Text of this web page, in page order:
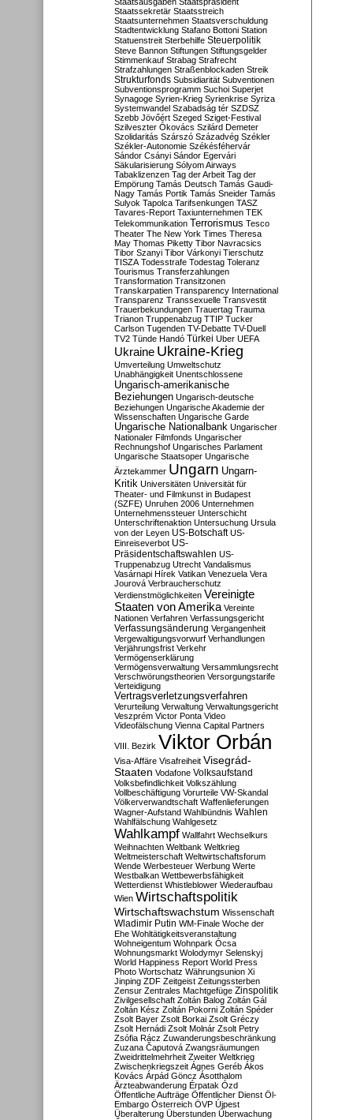
Staatssekretär Staatsstreich
Staatsunternehmen Staatsverschuldung
Stadtentwicklung Stafano Bottoni Station
Statuenstreit Sterbehilfe Steuerpolitik
Steve Bannon Stiftungen Stiftungsgelder
Stimmenkauf Strabag Strafrecht
Strafzahlungen Straßenblockaden Streik
Strukturfonds Subsidiarität Subventionen
Subventionsprogramm Suchoi Superjet
Synagoge Syrien-Krieg Syrienkrise Syriza
Systemwandel Szabadság tér SZDSZ
Szebb Jövőért Szeged Sziget-Festival
Szilveszter Ókovács Szilárd Demeter
Szolidaritás Szárszó Századvég Székler
Székler-Autonomie Székésféhervár
Sándor Csányi Sándor Egervári
Säkularisierung Sólyom Airways
Tabaklizenzen Tag der Arbeit Tag der
Empörung Tamás Deutsch Tamás Gaudi-
Nagy Tamás Portik Tamás Sneider Tamás
Sulyok Tapolca Tarifsenkungen TASZ
Tavares-Report Taxiunternehmen TEK
Telekommunikation Terrorismus Tesco
Theater The New York Times Theresa
May Thomas Piketty Tibor Navracsics
Tibor Szanyi Tibor Várkonyi Tierschutz
TISZA Todesstrafe Todestag Toleranz
Tourismus Transferzahlungen
Transformation Transitzonen
Transkarpatien Transparency International
Transparenz Transsexuelle Transvestit
Trauerbekundungen Trauertag Trauma
Trianon Truppenabzug TTIP Tucker
Carlson Tugenden TV-Debatte TV-Duell
TV2 Tünde Handó Türkei Uber UEFA
Ukraine Ukraine-Krieg
Umverteilung Umweltschutz
Unabhängigkeit Unentschlossene
Ungarisch-amerikanische
Beziehungen Ungarisch-deutsche
Beziehungen Ungarische Akademie der
Wissenschaften Ungarische Garde
Ungarische Nationalbank Ungarischer
Nationaler Filmfonds Ungarischer
Rechnungshof Ungarisches Parlament
Ungarische Staatsoper Ungarische
Ärztekammer Ungarn Ungarn-
Kritik Universitäten Universität für
Theater- und Filmkunst in Budapest
(SZFE) Unruhen 2006 Unternehmen
Unternehmenssteuer Unterschicht
Unterschriftenaktion Untersuchung Ursula
von der Leyen US-Botschaft US-
Einreiseverbot US-
Präsidentschaftswahlen US-
Truppenabzug Utrecht Vandalismus
Vasárnapi Hírek Vatikan Venezuela Vera
Jourová Verbraucherschutz
Verdienstmöglichkeiten Vereinigte
Staaten von Amerika Vereinte
Nationen Verfahren Verfassungsgericht
Verfassungsänderung Vergangenheit
Vergewaltigungsvorwurf Verhandlungen
Verjährungsfrist Verkehr
Vermögenserklärung
Vermögensverwaltung Versammlungsrecht
Verschwörungstheorien Versorgungstarife
Verteidigung
Vertragsverletzungsverfahren
Verurteilung Verwaltung Verwaltungsgericht
Veszprém Victor Ponta Video
Videofälschung Vienna Capital Partners
VIII. Bezirk Viktor Orbán
Visa-Affäre Visafreiheit Visegrád-
Staaten Vodafone Volksaufstand
Volksbefindlichkeit Volkszählung
Vollbeschäftigung Vorurteile VW-Skandal
Völkerverwandtschaft Waffenlieferungen
Wagner-Aufstand Wahlbündnis Wahlen
Wahlfälschung Wahlgesetz
Wahlkampf Wallfahrt Wechselkurs
Weihnachten Weltbank Weltkrieg
Weltmeisterschaft Weltwirtschaftsforum
Wende Werbesteuer Werbung Werte
Westbalkan Wettbewerbsfähigkeit
Wetterdienst Whistleblower Wiederaufbau
Wien Wirtschaftspolitik
Wirtschaftswachstum Wissenschaft
Wladimir Putin WM-Finale Woche der
Ehe Wohltätigkeitsveranstaltung
Wohneigentum Wohnpark Ócsa
Wohnungsmarkt Wolodymyr Selenskyj
World Happiness Report World Press
Photo Wortschatz Währungsunion Xi
Jinping ZDF Zeitgeist Zeitungssterben
Zensur Zentrales Machtgefüge Zinspolitik
Zivilgesellschaft Zoltán Balog Zoltán Gál
Zoltán Kész Zoltán Pokorni Zoltán Spéder
Zsolt Bayer Zsolt Borkai Zsolt Gréczy
Zsolt Hernádi Zsolt Molnár Zsolt Petry
Zsófia Rácz Zuwanderungsbeschränkung
Zuzana Čaputová Zwangsräumungen
Zweidrittelmehrheit Zweiter Weltkrieg
Zwischenkriegszeit Ágnes Geréb Ákos
Kovács Árpád Göncz Ásotthalom
Ärzteabwanderung Érpatak Ózd
Öffentliche Aufträge Öffentlicher Dienst Öl-
Embargo Österreich ÖVP Újpest
Überalterung Überstunden Überwachung